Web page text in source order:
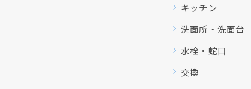
キッチン
洗面所・洗面台
水栓・蛇口
交換